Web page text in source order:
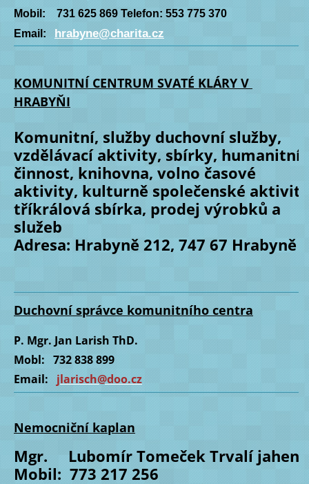
Mobil: 731 625 869 Telefon: 553 775 370
Email:
hrabyne@charita.cz
KOMUNITNÍ CENTRUM SVATÉ KLÁRY V
HRABYŇI
Komunitní, služby duchovní služby,
vzdělávací aktivity, sbírky, humanitní
činnost, knihovna, volno časové
aktivity, kulturně společenské
tříkrálová sbírka, prodej výrobků a
služeb
Adresa: Hrabyně 212, 747 67 Hrabyně
Duchovní správce komunitního centra
P. Mgr. Jan Larish ThD.
Mobl: 732 838 899
Email:
jlarisch@doo.cz
Nemocniční kaplan
Mgr. Lubomír Tomeček Trvalí jahen
Mobil: 773 217 256